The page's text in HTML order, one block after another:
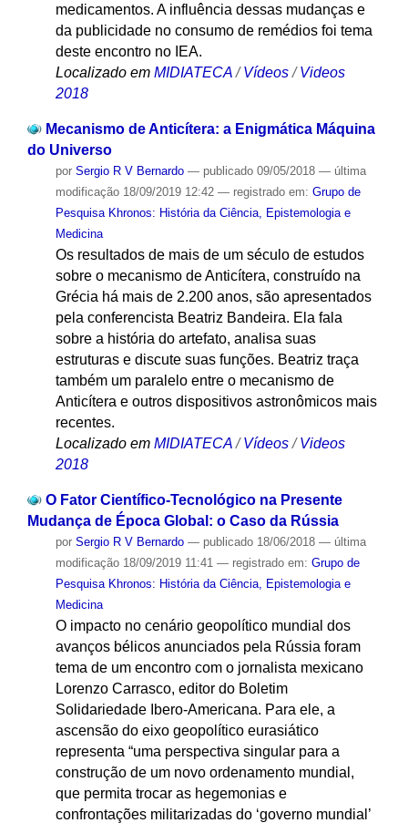
medicamentos. A influência dessas mudanças e
da publicidade no consumo de remédios foi tema
deste encontro no IEA.
Localizado em MIDIATECA /Vídeos /Videos
2018
Mecanismo de Anticítera: a Enigmática Máquina
do Universo
por Sergio R V Bernardo — publicado09/05/2018 — última
modificação18/09/2019 12:42 — registrado em: Grupo de
Pesquisa Khronos: História da Ciência, Epistemologia e
Medicina
Os resultados de mais de um século de estudos
sobre o mecanismo de Anticítera, construído na
Grécia há mais de 2.200 anos, são apresentados
pela conferencista Beatriz Bandeira. Ela fala
sobre a história do artefato, analisa suas
estruturas e discute suas funções. Beatriz traça
também um paralelo entre o mecanismo de
Anticítera e outros dispositivos astronômicos mais
recentes.
Localizado em MIDIATECA /Vídeos /Videos
2018
O Fator Científico-Tecnológico na Presente
Mudança de Época Global: o Caso da Rússia
por Sergio R V Bernardo — publicado18/06/2018 — última
modificação18/09/2019 11:41 — registrado em: Grupo de
Pesquisa Khronos: História da Ciência, Epistemologia e
Medicina
O impacto no cenário geopolítico mundial dos
avanços bélicos anunciados pela Rússia foram
tema de um encontro com o jornalista mexicano
Lorenzo Carrasco, editor do Boletim
Solidariedade Ibero-Americana. Para ele, a
ascensão do eixo geopolítico eurasiático
representa “uma perspectiva singular para a
construção de um novo ordenamento mundial,
que permita trocar as hegemonias e
confrontações militarizadas do ‘governo mundial’